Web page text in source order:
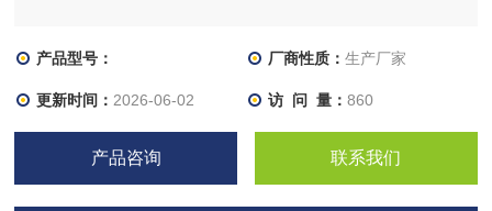
产品型号： 厂商性质： 生产厂家
更新时间： 2026-06-02 访 问 量： 860
产品咨询 联系我们